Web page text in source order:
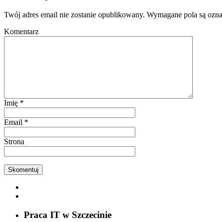
Twój adres email nie zostanie opublikowany. Wymagane pola są
Komentarz
Imię *
Email *
Strona
Praca IT w Szczecinie